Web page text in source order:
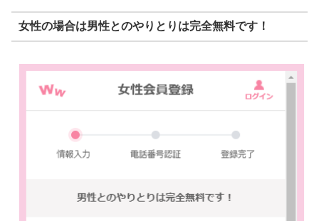
女性の場合は男性とのやりとりは完全無料です！